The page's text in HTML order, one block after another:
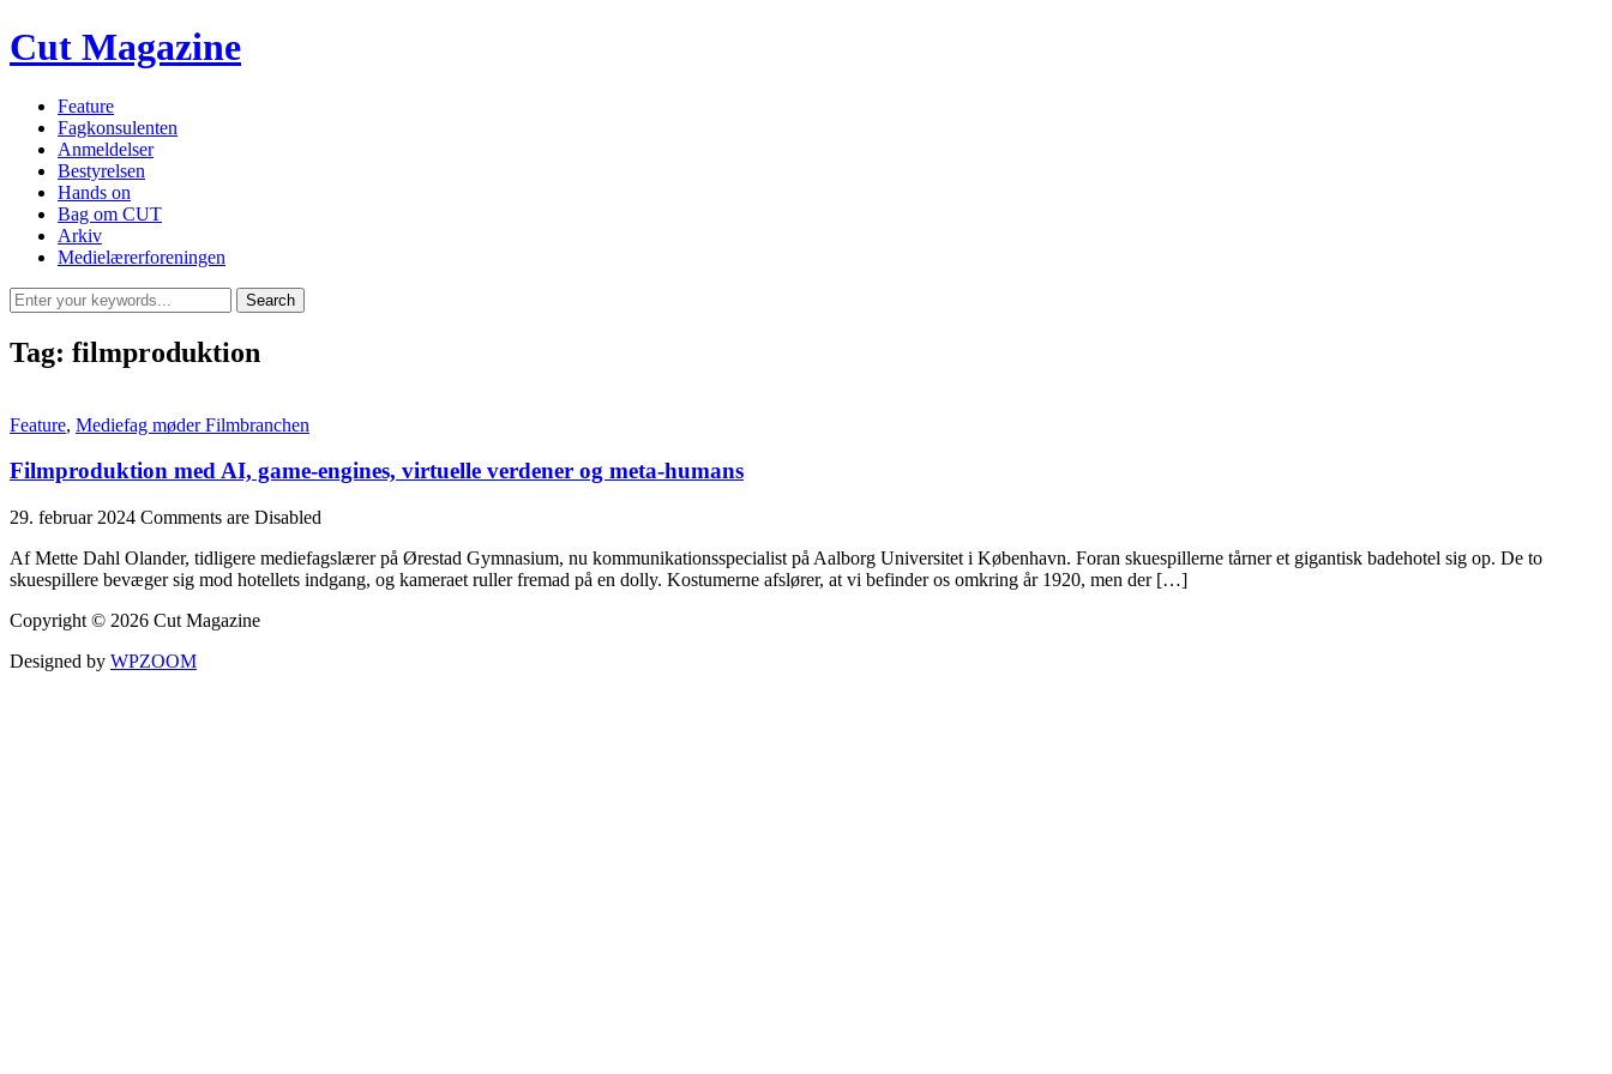
Cut Magazine
Feature
Fagkonsulenten
Anmeldelser
Bestyrelsen
Hands on
Bag om CUT
Arkiv
Medielærerforeningen
Tag: filmproduktion
Feature, Mediefag møder Filmbranchen
Filmproduktion med AI, game-engines, virtuelle verdener og meta-humans
29. februar 2024 Comments are Disabled
Af Mette Dahl Olander, tidligere mediefagslærer på Ørestad Gymnasium, nu kommunikationsspecialist på Aalborg Universitet i København. Foran skuespillerne tårner et gigantisk badehotel sig op. De to
skuespillere bevæger sig mod hotellets indgang, og kameraet ruller fremad på en dolly. Kostumerne afslører, at vi befinder os omkring år 1920, men der […]
Copyright © 2026 Cut Magazine
Designed by WPZOOM